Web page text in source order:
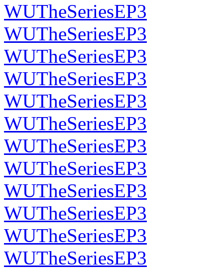
WUTheSeriesEP3
WUTheSeriesEP3
WUTheSeriesEP3
WUTheSeriesEP3
WUTheSeriesEP3
WUTheSeriesEP3
WUTheSeriesEP3
WUTheSeriesEP3
WUTheSeriesEP3
WUTheSeriesEP3
WUTheSeriesEP3
WUTheSeriesEP3